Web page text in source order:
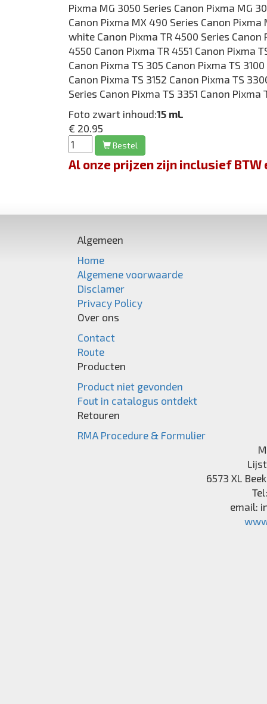
Pixma MG 3050 Series Canon Pixma MG
Canon Pixma MX 490 Series Canon
white Canon Pixma TR 4500 Series Canon
4550 Canon Pixma TR 4551 Canon Pixma
Canon Pixma TS 305 Canon Pixma TS
Canon Pixma TS 3152 Canon Pixma TS
Series Canon Pixma TS 3351 Canon Pixma
Foto zwart inhoud:15 mL
€ 20.95
Bestel
Al onze prijzen zijn inclusief
Algemeen
Home
Algemene voorwaarde
Disclamer
Privacy Policy
Over ons
Contact
Route
Producten
Product niet gevonden
Fout in catalogus ontdekt
Retouren
RMA Procedure & Formulier
6573 XL
email: